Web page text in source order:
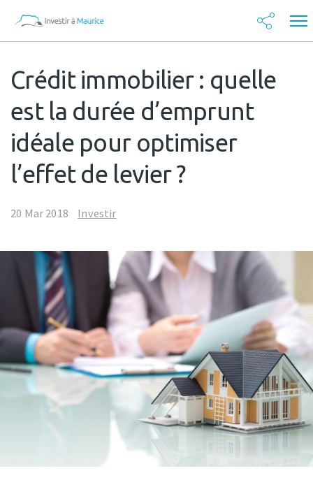
Crédit immobilier : quelle
est la durée d’emprunt
idéale pour optimiser
l’effet de levier ?
20 Mar 2018 Investir